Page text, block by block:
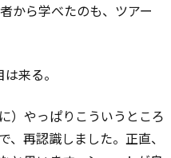
から学べたのも、ツアー
来る。
やっぱりこういうところ
再認識しました。正直、